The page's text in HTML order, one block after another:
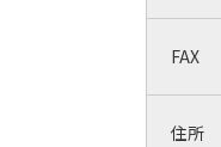
FAX
住所